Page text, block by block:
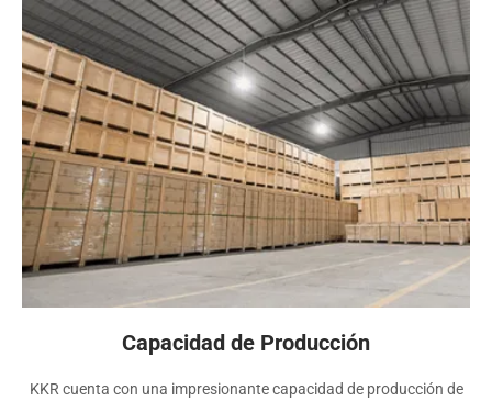
Capacidad de Producción
KKR cuenta con una impresionante capacidad de producción de